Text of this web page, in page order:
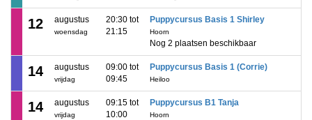
12 augustus
woensdag
20:30 tot
21:15
Puppycursus Basis 1 Shirley
Hoorn
Nog 2 plaatsen beschikbaar
14 augustus
vrijdag
09:00 tot
09:45
Puppycursus Basis 1 (Corrie)
Heiloo
14 augustus
vrijdag
09:15 tot
10:00
Puppycursus B1 Tanja
Hoorn